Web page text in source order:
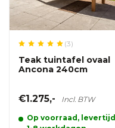
(3)
Teak tuintafel ovaal
Ancona 240cm
€1.275,- Incl. BTW
Op voorraad, levertijd